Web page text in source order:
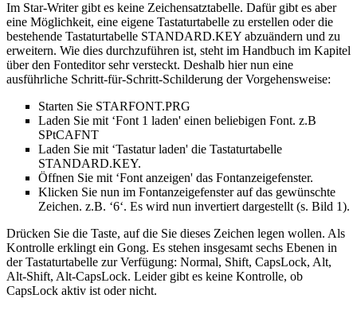
Im Star-Writer gibt es keine Zeichensatztabelle. Dafür gibt es aber
eine Möglichkeit, eine eigene Tastaturtabelle zu erstellen oder die
bestehende Tastaturtabelle STANDARD.KEY abzuändern und zu
erweitern. Wie dies durchzuführen ist, steht im Handbuch im Kapitel
über den Fonteditor sehr versteckt. Deshalb hier nun eine
ausführliche Schritt-für-Schritt-Schilderung der Vorgehensweise:
Starten Sie STARFONT.PRG
Laden Sie mit ‘Font 1 laden' einen beliebigen Font. z.B
SPtCAFNT
Laden Sie mit ‘Tastatur laden' die Tastaturtabelle
STANDARD.KEY.
Öffnen Sie mit ‘Font anzeigen' das Fontanzeigefenster.
Klicken Sie nun im Fontanzeigefenster auf das gewünschte
Zeichen. z.B. ‘6‘. Es wird nun invertiert dargestellt (s. Bild 1).
Drücken Sie die Taste, auf die Sie dieses Zeichen legen wollen. Als
Kontrolle erklingt ein Gong. Es stehen insgesamt sechs Ebenen in
der Tastaturtabelle zur Verfügung: Normal, Shift, CapsLock, Alt,
Alt-Shift, Alt-CapsLock. Leider gibt es keine Kontrolle, ob
CapsLock aktiv ist oder nicht.